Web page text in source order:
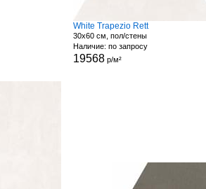
White Trapezio Rett
30x60 см, пол/стены
Наличие: по запросу
19568 р/м²